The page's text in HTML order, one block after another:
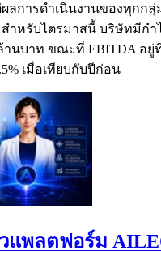
ลการดำเนินงานของทุกกลุ่
สำหรับไตรมาสนี้ บริษัทมีก
นบาท ขณะที่ EBITDA อยู่
เมื่อเทียบกับปีก่อน
แพลตฟอร์ม